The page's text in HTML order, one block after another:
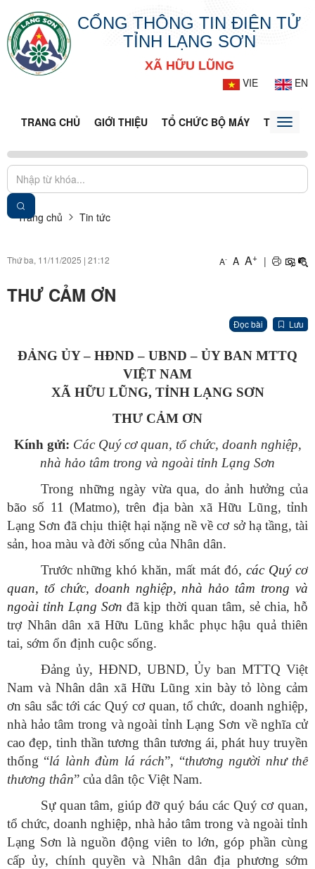
CỔNG THÔNG TIN ĐIỆN TỬ
TỈNH LẠNG SƠN
XÃ HỮU LŨNG
VIE
EN
TRANG CHỦ GIỚI THIỆU TỔ CHỨC BỘ MÁY TIN TỨC -
Toggle
Trang chủ Tin tức
Thứ ba, 11/11/2025 | 21:12 A- A A+ |
THƯ CẢM ƠN
Đọc bài Lưu
ĐẢNG ỦY – HĐND – UBND – ỦY BAN MTTQ
VIỆT NAM
XÃ HỮU LŨNG, TỈNH LẠNG SƠN
THƯ CẢM ƠN
Kính gửi: Các Quý cơ quan, tổ chức, doanh nghiệp,
nhà hảo tâm trong và ngoài tỉnh Lạng Sơn
Trong những ngày vừa qua, do ảnh hưởng của
bão số 11 (Matmo), trên địa bàn xã Hữu Lũng, tỉnh
Lạng Sơn đã chịu thiệt hại nặng nề về cơ sở hạ tầng, tài
sản, hoa màu và đời sống của Nhân dân.
Trước những khó khăn, mất mát đó, các Quý cơ
quan, tổ chức, doanh nghiệp, nhà hảo tâm trong và
ngoài tỉnh Lạng Sơn đã kịp thời quan tâm, sẻ chia, hỗ
trợ Nhân dân xã Hữu Lũng khắc phục hậu quả thiên
tai, sớm ổn định cuộc sống.
Đảng ủy, HĐND, UBND, Ủy ban MTTQ Việt
Nam và Nhân dân xã Hữu Lũng xin bày tỏ lòng cảm
ơn sâu sắc tới các Quý cơ quan, tổ chức, doanh nghiệp,
nhà hảo tâm trong và ngoài tỉnh Lạng Sơn về nghĩa cử
cao đẹp, tinh thần tương thân tương ái, phát huy truyền
thống “lá lành đùm lá rách”, “thương người như thể
thương thân” của dân tộc Việt Nam.
Sự quan tâm, giúp đỡ quý báu các Quý cơ quan,
tổ chức, doanh nghiệp, nhà hảo tâm trong và ngoài tỉnh
Lạng Sơn là nguồn động viên to lớn, góp phần cùng
cấp ủy, chính quyền và Nhân dân địa phương sớm